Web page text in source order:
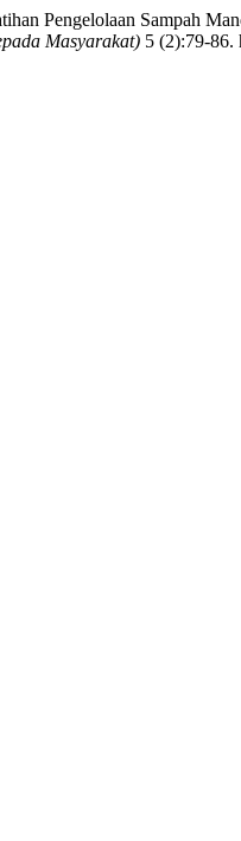
Pengelolaan Sampah
Masyarakat) 5 (2):79-86.